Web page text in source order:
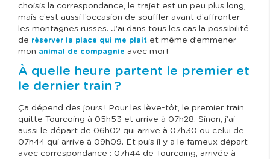
choisis la correspondance, le trajet est un peu plus long,
mais c’est aussi l’occasion de souffler avant d’affronter
les montagnes russes. J’ai dans tous les cas la possibilité
de réserver la place qui me plait et même d’emmener
mon animal de compagnie avec moi !
À quelle heure partent le premier et
le dernier train ?
Ça dépend des jours ! Pour les lève-tôt, le premier train
quitte Tourcoing à 05h53 et arrive à 07h28. Sinon, j’ai
aussi le départ de 06h02 qui arrive à 07h30 ou celui de
07h44 qui arrive à 09h09. Et puis il y a le fameux départ
avec correspondance : 07h44 de Tourcoing, arrivée à